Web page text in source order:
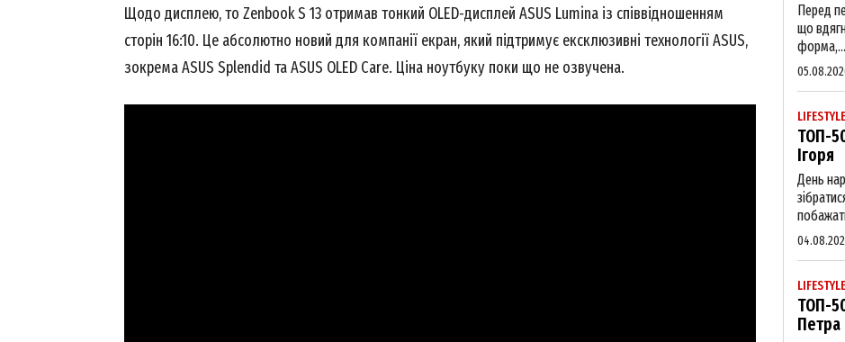
Щодо дисплею, то Zenbook S 13 отримав тонкий OLED-дисплей ASUS Lumina із співвідношенням
сторін 16:10. Це абсолютно новий для компанії екран, який підтримує ексклюзивні технології ASUS,
зокрема ASUS Splendid та ASUS OLED Care. Ціна ноутбуку поки що не озвучена.
Перед
що
форма,...
LIFESTYLE
ТОП-
Ігоря
День
LIFESTYLE
ТОП-
Петра